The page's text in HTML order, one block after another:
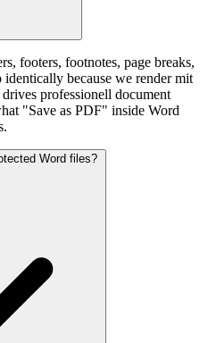
footers, footnotes, page breaks,
because we render mit
professionell document
"Save as PDF" inside Word
Word files?